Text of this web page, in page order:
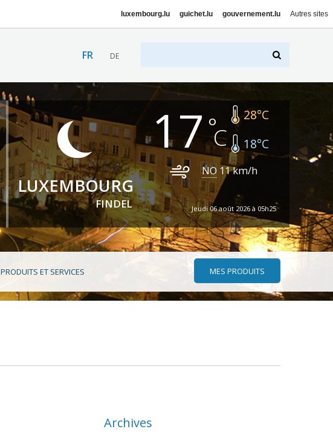
luxembourg.lu guichet.lu gouvernement.lu Autres sites
FR DE
LUXEMBOURG
FINDEL
17 28°C
18°C
NO 11km/h
Jeudi 06 août 2026 à 05h25
PRODUITS ET SERVICES MES PRODUITS
Archives